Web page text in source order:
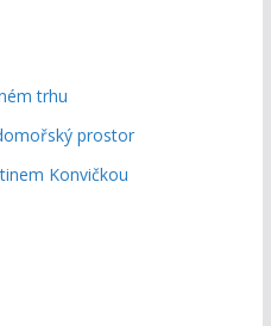
trhu
prostor
Konvičkou